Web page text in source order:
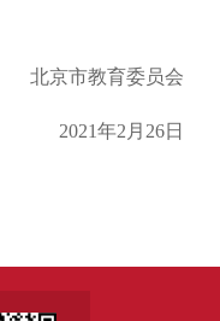
北京市教育委员会
2021年2月26日